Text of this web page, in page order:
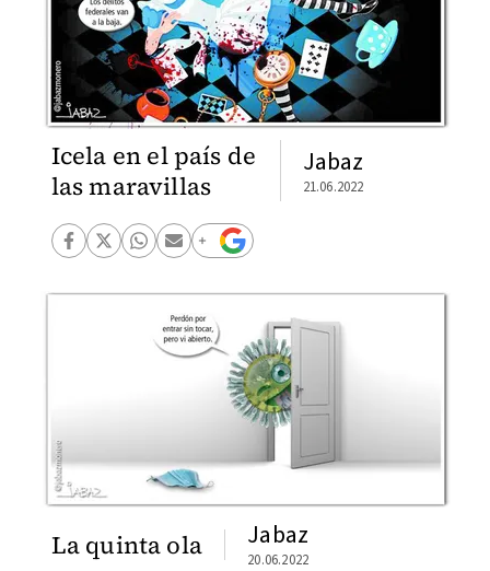
Icela en el país de
las maravillas
Jabaz
21.06.2022
La quinta ola Jabaz
20.06.2022